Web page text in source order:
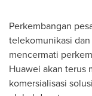
Perkembangan
telekomunikasi
mencermati
Huawei akan terus
komersialisasi